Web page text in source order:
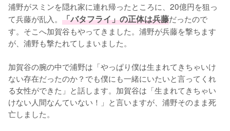
浦野がスミンを隠れ家に連れ帰ったところに、20億円を狙っ
て兵藤が乱入。 「バタフライ」の正体は兵藤だったので
す。そこへ加賀谷もやってきました。浦野が兵藤を撃ちます
が、浦野も撃たれてしまいました。
加賀谷の腕の中で浦野は「やっぱり僕は生まれてきちゃいけ
ない存在だったのか？でも僕にも一緒にいたいと言ってくれ
る女性ができた」と話します。加賀谷は「生まれてきちゃい
けない人間なんていない！」と言いますが、浦野そのまま死
亡しました。